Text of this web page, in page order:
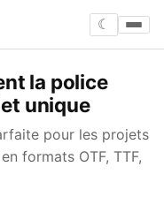
☾
la police
unique
pour les projets
formats OTF, TTF,